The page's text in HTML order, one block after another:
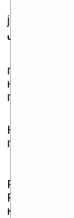
Также
java.sql
Чего нет?
Класс
пакете
некоторые
приведен в
На
программу.
класс